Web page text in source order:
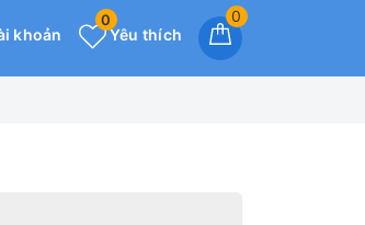
0
Yêu thích
0
khoản